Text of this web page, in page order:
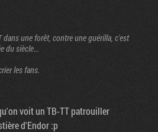
dans une forêt, contre une guérilla, c'est
du siècle...
les fans.
voit un TB-TT patrouiller
d'Endor :p